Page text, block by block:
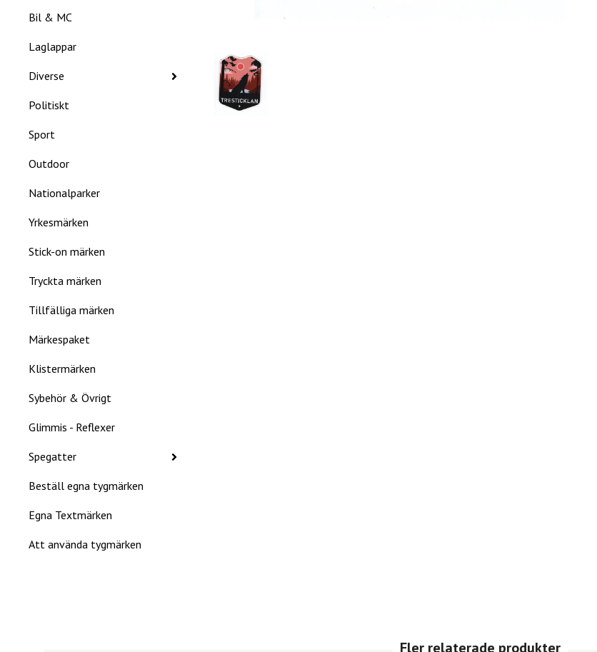
Bil & MC
Laglappar
Diverse
Politiskt
Sport
Outdoor
Nationalparker
Yrkesmärken
Stick-on märken
Tryckta märken
Tillfälliga märken
Märkespaket
Klistermärken
Sybehör & Övrigt
Glimmis - Reflexer
Spegatter
Beställ egna tygmärken
Egna Textmärken
Att använda tygmärken